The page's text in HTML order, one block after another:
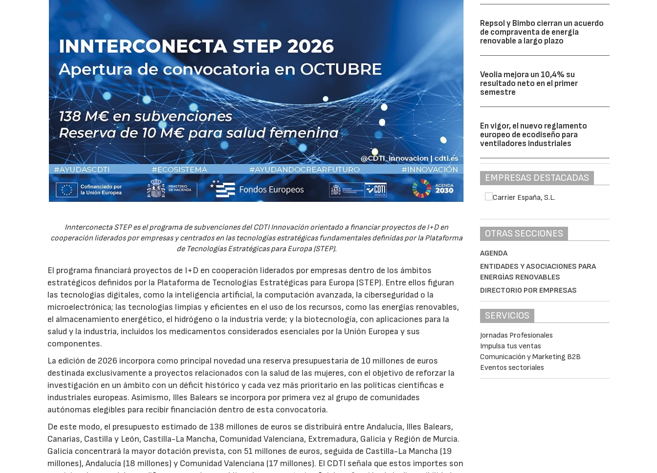
Innterconecta STEP es el programa de subvenciones del CDTI Innovación orientado a financiar proyectos de I+D en
cooperación liderados por empresas y centrados en las tecnologías estratégicas fundamentales definidas por la Plataforma
de Tecnologías Estratégicas para Europa (STEP).
El programa financiará proyectos de I+D en cooperación liderados por empresas dentro de los ámbitos
estratégicos definidos por la Plataforma de Tecnologías Estratégicas para Europa (STEP). Entre ellos figuran
las tecnologías digitales, como la inteligencia artificial, la computación avanzada, la ciberseguridad o la
microelectrónica; las tecnologías limpias y eficientes en el uso de los recursos, como las energías renovables,
el almacenamiento energético, el hidrógeno o la industria verde; y la biotecnología, con aplicaciones para la
salud y la industria, incluidos los medicamentos considerados esenciales por la Unión Europea y sus
componentes.
La edición de 2026 incorpora como principal novedad una reserva presupuestaria de 10 millones de euros
destinada exclusivamente a proyectos relacionados con la salud de las mujeres, con el objetivo de reforzar la
investigación en un ámbito con un déficit histórico y cada vez más prioritario en las políticas científicas e
industriales europeas. Asimismo, Illes Balears se incorpora por primera vez al grupo de comunidades
autónomas elegibles para recibir financiación dentro de esta convocatoria.
De este modo, el presupuesto estimado de 138 millones de euros se distribuirá entre Andalucía, Illes Balears,
Canarias, Castilla y León, Castilla-La Mancha, Comunidad Valenciana, Extremadura, Galicia y Región de Murcia.
Galicia concentrará la mayor dotación prevista, con 51 millones de euros, seguida de Castilla-La Mancha (19
millones), Andalucía (18 millones) y Comunidad Valenciana (17 millones). El CDTI señala que estos importes son
Repsol y Bimbo cierran un acuerdo
de compraventa de energía
renovable a largo plazo
Veolia mejora un 10,4% su
resultado neto en el primer
semestre
En vigor, el nuevo reglamento
europeo de ecodiseño para
ventiladores industriales
EMPRESAS DESTACADAS
OTRAS SECCIONES
AGENDA
ENTIDADES Y ASOCIACIONES PARA
ENERGÍAS RENOVABLES
DIRECTORIO POR EMPRESAS
SERVICIOS
Jornadas Profesionales
Impulsa tus ventas
Comunicación y Marketing B2B
Eventos sectoriales